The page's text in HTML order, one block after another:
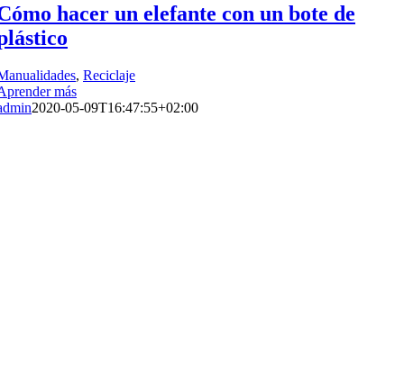
hacer un elefante con un bote de
, Reciclaje
más
2020-05-09T16:47:55+02:00